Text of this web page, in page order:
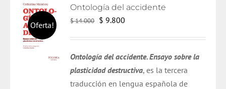
Oferta!
Ontología del accidente
$14.000 El
era:
$ 14.000.
$ 9.800
es:
$ 9.800.
Ontología del accidente. Ensayo sobre la
plasticidad destructiva, es la tercera
traducción en lengua española de